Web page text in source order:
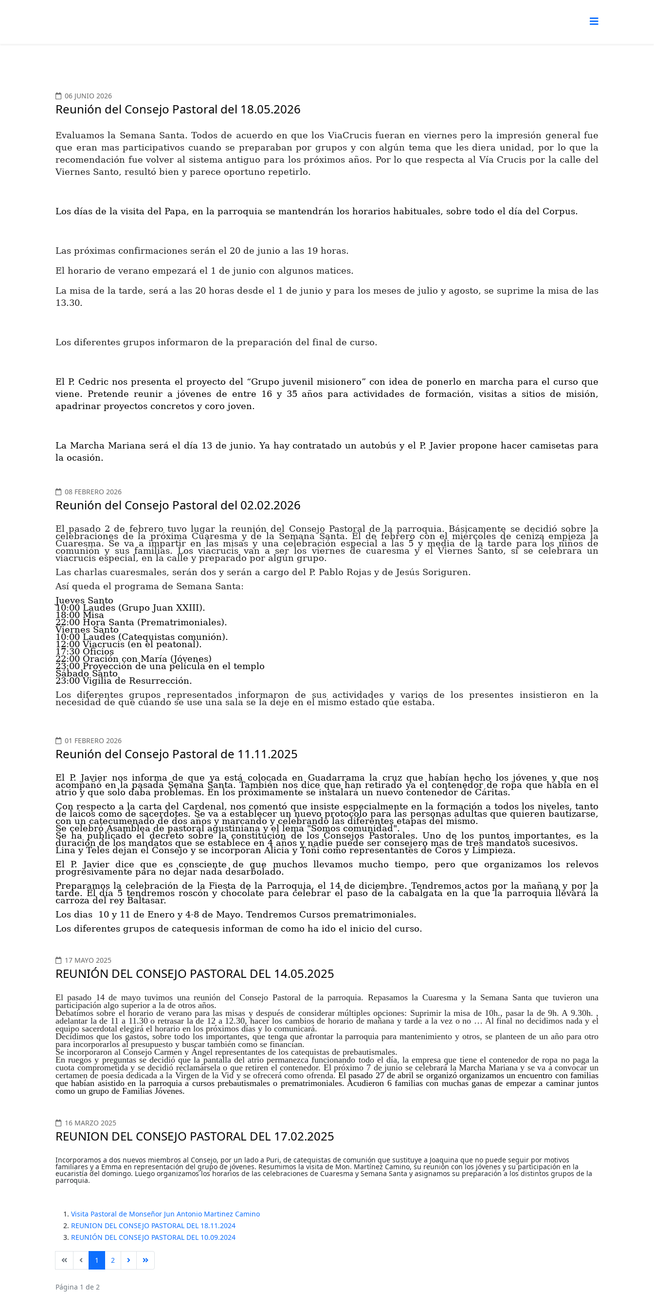
06 JUNIO 2026
Reunión del Consejo Pastoral del 18.05.2026
Evaluamos la Semana Santa. Todos de acuerdo en que los ViaCrucis fueran en viernes pero la impresión general fue
que eran mas participativos cuando se preparaban por grupos y con algún tema que les diera unidad, por lo que la
recomendación fue volver al sistema antiguo para los próximos años. Por lo que respecta al Vía Crucis por la calle del
Viernes Santo, resultó bien y parece oportuno repetirlo.
Los días de la visita del Papa, en la parroquia se mantendrán los horarios habituales, sobre todo el día del Corpus.
Las próximas confirmaciones serán el 20 de junio a las 19 horas.
El horario de verano empezará el 1 de junio con algunos matices.
La misa de la tarde, será a las 20 horas desde el 1 de junio y para los meses de julio y agosto, se suprime la misa de las
13.30.
Los diferentes grupos informaron de la preparación del final de curso.
El P. Cedric nos presenta el proyecto del “Grupo juvenil misionero” con idea de ponerlo en marcha para el curso que
viene. Pretende reunir a jóvenes de entre 16 y 35 años para actividades de formación, visitas a sitios de misión,
apadrinar proyectos concretos y coro joven.
La Marcha Mariana será el día 13 de junio. Ya hay contratado un autobús y el P. Javier propone hacer camisetas para
la ocasión.
08 FEBRERO 2026
Reunión del Consejo Pastoral del 02.02.2026
El pasado 2 de febrero tuvo lugar la reunión del Consejo Pastoral de la parroquia. Básicamente se decidió sobre la
celebraciones de la próxima Cuaresma y de la Semana Santa. El de febrero con el miércoles de ceniza empieza la
Cuaresma. Se va a impartir en las misas y una celebración especial a las 5y media de la tarde para los niños de
comunión y sus familias. Los viacrucis van a ser los viernes de cuaresmay elViernes Santo, si se celebrara un
viacrucis especial, en la calle y preparado por algún grupo.
Las charlas cuaresmales, serán dos y serán a cargo del P. Pablo Rojas y de Jesús Soriguren.
Así queda el programa de Semana Santa:
Jueves Santo
10:00 Laudes (Grupo Juan XXIII).
18:00 Misa
22:00 Hora Santa (Prematrimoniales).
Viernes Santo
10:00 Laudes (Catequistas comunión).
12:00 Viacrucis (en el peatonal).
17:30 Oficios
22:00 Oración con María (Jóvenes)
23:00 Proyección de una película en el templo
Sábado Santo
23:00 Vigilia de Resurrección.
Los diferentes grupos representados informaron de sus actividades y varios de los presentes insistieron en la
necesidad de que cuando se use una sala se la deje en el mismo estado que estaba.
01 FEBRERO 2026
Reunión del Consejo Pastoral de 11.11.2025
El P. Javier nos informa de que ya está colocada en Guadarrama la cruz que habían hecho los jóvenes y que nos
acompañó en la pasada Semana Santa. También nos dice que han retirado ya el contenedor de ropa que había en el
atrio y que solo daba problemas. En los próximamente se instalará un nuevo contenedor de Cáritas.
Con respecto a la carta del Cardenal, nos comentó que insiste especialmente en la formación a todos los niveles, tanto
de laicos como de sacerdotes. Se va a establecer unnuevo protocolo para las personas adultas que quieren bautizarse,
con un catecumenado de dos años y marcando y celebrando las diferentes etapas del mismo.
Se celebró Asamblea de pastoral agustiniana y el lema "Somos comunidad".
Se ha publicado el decreto sobre la constitución de los Ćonsejos Pastorales. Uno de los puntos importantes, es la
duración de los mandatos que se establece en 4 años y nadie puede ser consejero mas de tres mandatos sucesivos.
Lina y Teles dejan el Consejo y se incorporan Alicia y Toñi como representantes de Coros y Limpieza.
El P. Javier dice que es consciente de que muchos llevamos mucho tiempo, pero que organizamos los relevos
progresivamente para no dejar nada desarbolado.
Preparamos la celebración de la Fiesta de la Parroquia, el 14 de diciembre. Tendremos actos por la mañana y por la
tarde. El día 5 tendremos roscón y chocolate para celebrar el paso de la cabalgata en la que la parroquia llevará la
carroza del rey Baltasar.
Los dias 10 y 11 de Enero y 4-8 de Mayo. Tendremos Cursos prematrimoniales.
Los diferentes grupos de catequesis informan de como ha ido el inicio del curso.
17 MAYO 2025
REUNIÓN DEL CONSEJO PASTORAL DEL 14.05.2025
El pasado 14 de mayo tuvimos una reunión del Consejo Pastoral de la parroquia. Repasamos la Cuaresma y la Semana Santa que tuvieron una
participación algo superior a la de otros años.
Debatimos sobre el horario de verano para las misas y después de considerar múltiples opciones: Suprimir la misa de 10h., pasar la de 9h. A 9.30h. ,
adelantar la de 11 a 11.30 o retrasar la de 12 a 12.30, hacer los cambios de horario de mañana y tarde a la vez o no … Al final no decidimos nada y el
equipo sacerdotal elegirá el horario en los próximos días y lo comunicará.
Decidimos que los gastos, sobre todo los importantes, que tenga que afrontar la parroquia para mantenimiento y otros, se planteen de un año para otro
para incorporarlos al presupuesto y buscar también como se financian.
Se incorporaron al Consejo Carmen y Ángel representantes de los catequistas de prebautismales.
En ruegos y preguntas se decidió que la pantalla del atrio permanezca funcionando todo el día, la empresa que tiene el contenedor de ropa no paga la
cuota comprometida y se decidió reclamársela o que retiren el contenedor. El próximo 7 de junio se celebrará la Marcha Mariana y se va a convocar un
certamen de poesía dedicada a la Virgen de la Vid y se ofrecerá como ofrenda.El pasado 27 de abril se organizó organizamos un encuentro con familias
que habían asistido en la parroquia a cursos prebautismales o prematrimoniales. Acudieron 6 familias con muchas ganas de empezar a caminar juntos
como un grupo de Familias Jóvenes.
16 MARZO 2025
REUNION DEL CONSEJO PASTORAL DEL 17.02.2025
Incorporamos a dos nuevos miembros al Consejo, por un lado a Puri, de catequistas de comunión que sustituye a Joaquina que no puede seguir por motivos
familiares y a Emma en representación del grupo de jóvenes. Resumimos la visita de Mon. Martínez Camino, su reunión con los jóvenes y su participación en la
eucaristía del domingo. Luego organizamos los horarios de las celebraciones de Cuaresma y Semana Santa y asignamos su preparación a los distintos grupos de la
parroquia.
Visita Pastoral de Monseñor Jun Antonio Martinez Camino
REUNION DEL CONSEJO PASTORAL DEL 18.11.2024
REUNIÓN DEL CONSEJO PASTORAL DEL 10.09.2024
1 2
Página 1 de 2